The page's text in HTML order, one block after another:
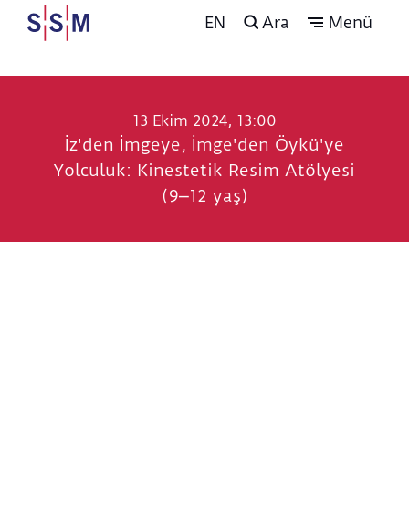
EN Ara Menü
13 Ekim 2024, 13:00
İz'den İmgeye, İmge'den Öykü'ye
Yolculuk: Kinestetik Resim Atölyesi
(9⎼12 yaş)